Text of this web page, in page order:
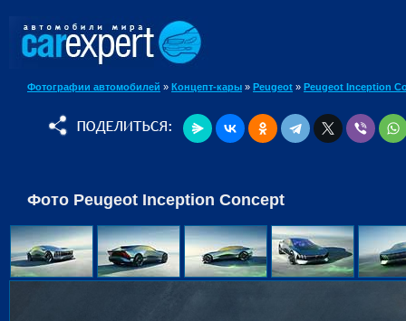
Фотографии автомобилей » Концепт-кары » Peugeot » Peugeot Inception
Фото Peugeot Inception Concept